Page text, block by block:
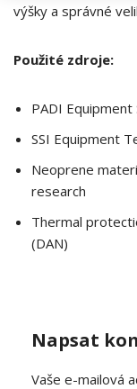
výšky a správné
Použité zdroje:
PADI
SSI Equipment
Neoprene
research
Thermal
(DAN)
Napsat
Vaše e-mailová